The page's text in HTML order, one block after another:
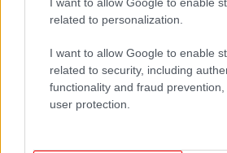
related to personalization.
I want to allow Google to enable
related to security, including
functionality and fraud
user protection.